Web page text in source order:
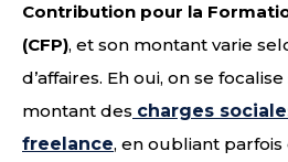
Contribution pour la
(CFP), et son montant varie
d’affaires. Eh oui, on se
montant des charges
freelance, en oubliant